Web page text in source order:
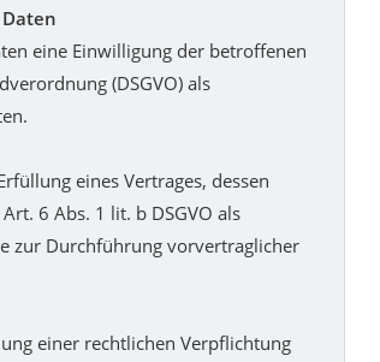
eine Einwilligung der betroffenen
(DSGVO) als
eines Vertrages, dessen
6 Abs. 1 lit. b DSGVO als
zur Durchführung vorvertraglicher
einer rechtlichen Verpflichtung